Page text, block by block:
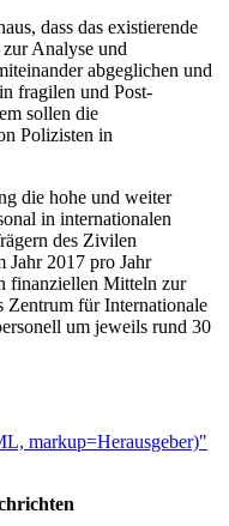
dass das existierende
Analyse und
abgeglichen und
fragilen und Post-
sollen die
Polizisten in
die hohe und weiter
in internationalen
des Zivilen
Jahr 2017 pro Jahr
finanziellen Mitteln zur
Zentrum für Internationale
um jeweils rund 30
markup=Herausgeber)"